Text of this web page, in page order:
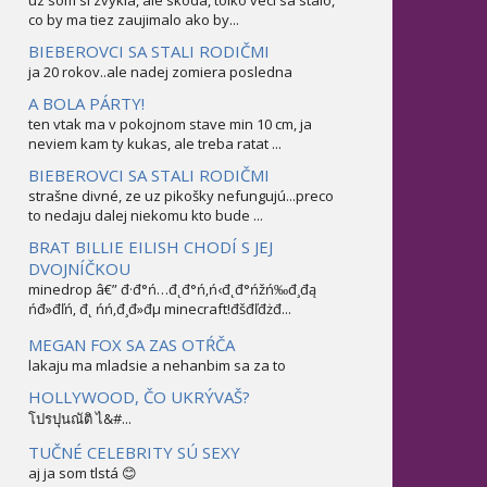
co by ma tiez zaujimalo ako by...
BIEBEROVCI SA STALI RODIČMI
ja 20 rokov..ale nadej zomiera posledna
A BOLA PÁRTY!
ten vtak ma v pokojnom stave min 10 cm, ja
neviem kam ty kukas, ale treba ratat ...
BIEBEROVCI SA STALI RODIČMI
strašne divné, ze uz pikošky nefungujú...preco
to nedaju dalej niekomu kto bude ...
BRAT BILLIE EILISH CHODÍ S JEJ
DVOJNÍČKOU
minedrop â€” đ·đ°ń…đ˛đ°ń‚ń‹đ˛đ°ńžń‰đ¸đą
ńđ»đľń‚ đ˛ ńń‚đ¸đ»đµ minecraft!đšđľđżđ...
MEGAN FOX SA ZAS OTŔČA
lakaju ma mladsie a nehanbim sa za to
HOLLYWOOD, ČO UKRÝVAŠ?
โปรปุนณัติ ไ&#...
TUČNÉ CELEBRITY SÚ SEXY
aj ja som tlstá 😊